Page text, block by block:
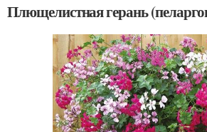
Плющелистная герань